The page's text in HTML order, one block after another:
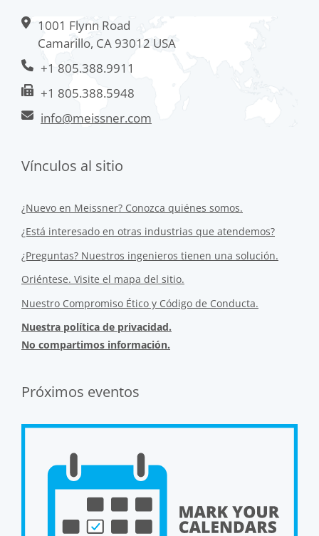
1001 Flynn Road
Camarillo, CA 93012 USA
+1 805.388.9911
+1 805.388.5948
info@meissner.com
Vínculos al sitio
¿Nuevo en Meissner? Conozca quiénes somos.
¿Está interesado en otras industrias que atendemos?
¿Preguntas? Nuestros ingenieros tienen una solución.
Oriéntese. Visite el mapa del sitio.
Nuestro Compromiso Ético y Código de Conducta.
Nuestra política de privacidad.
No compartimos información.
Próximos eventos